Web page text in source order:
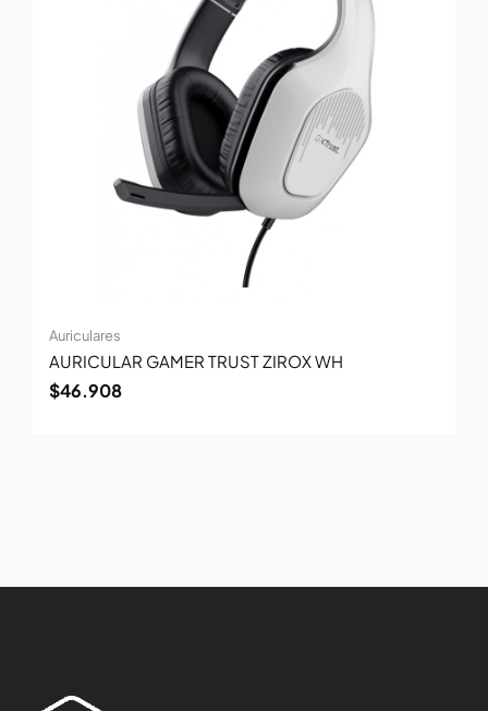
Auriculares
AURICULAR GAMER TRUST ZIROX WH
$46.908